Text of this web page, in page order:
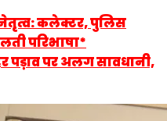
कलेक्टर, पुलिस
परिभाषा*
पड़ाव पर अलग सावधानी,